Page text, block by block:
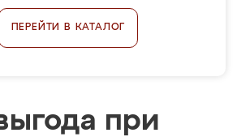
ПЕРЕЙТИ В КАТАЛОГ
при